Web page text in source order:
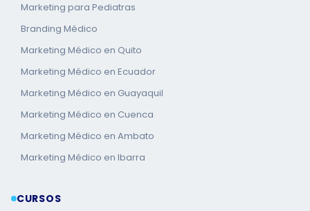
Marketing para Pediatras
Branding Médico
Marketing Médico en Quito
Marketing Médico en Ecuador
Marketing Médico en Guayaquil
Marketing Médico en Cuenca
Marketing Médico en Ambato
Marketing Médico en Ibarra
CURSOS